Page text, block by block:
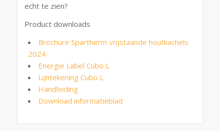
echt te zien?
Product downloads
Brochure Spartherm vrijstaande houtkachels
2024
Energie Label Cubo L
Lijntekening Cubo L
Handleiding
Download informatieblad